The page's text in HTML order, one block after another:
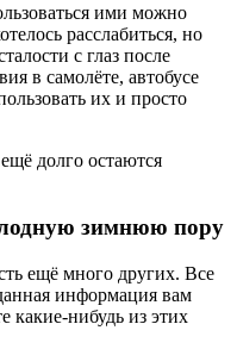
ими можно
расслабиться, но
с глаз после
в самолёте, автобусе
их и просто
долго остаются
зимнюю пору
ещё много других. Все
информация вам
какие-нибудь из этих